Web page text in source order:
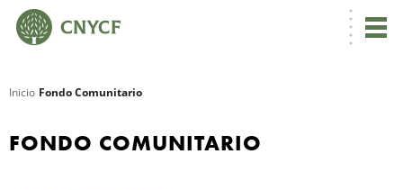
Inicio Fondo Comunitario
FONDO COMUNITARIO